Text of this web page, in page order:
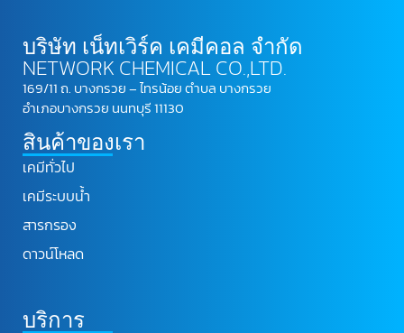
บริษัท เน็ทเวิร์ค เคมีคอล จำกัด
NETWORK CHEMICAL CO.,LTD.
169/11 ถ. บางกรวย – ไทรน้อย ตำบล บางกรวย
อำเภอบางกรวย นนทบุรี 11130
สินค้าของเรา
เคมีทั่วไป
เคมีระบบน้ำ
สารกรอง
ดาวน์โหลด
บริการ